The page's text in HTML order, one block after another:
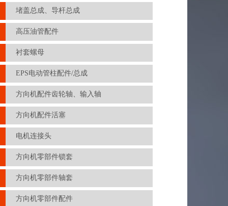
堵盖总成、导杆总成
高压油管配件
衬套螺母
EPS电动管柱配件/总成
方向机配件齿轮轴、输入轴
方向机配件活塞
电机连接头
方向机零部件锁套
方向机零部件轴套
方向机零部件配件